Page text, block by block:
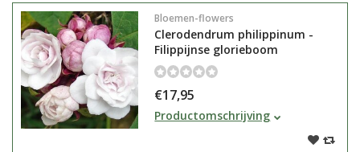
Bloemen-flowers
Clerodendrum philippinum -
Filippijnse glorieboom
€17,95
Clerodendrum philippinum of
Filippijnse glorieboom heeft fris
groen blad wat naar pindakaas
Productomschrijving